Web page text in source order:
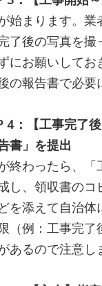
始まります。業
了後の写真を撮
にお願いしてお
の報告書で必要
4：【工事完了
書」を提出
終わったら、「
し、領収書のコ
を添えて自治体
（例：工事完了
あるので注意し